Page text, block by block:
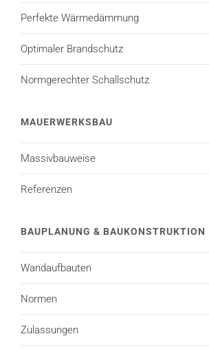
Perfekte Wärmedämmung
Optimaler Brandschutz
Normgerechter Schallschutz
MAUERWERKSBAU
Massivbauweise
Referenzen
BAUPLANUNG & BAUKONSTRUKTION
Wandaufbauten
Normen
Zulassungen